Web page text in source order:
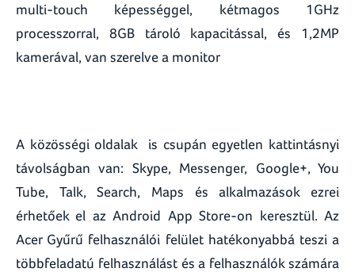
multi-touch képességgel, kétmagos 1GHz
processzorral, 8GB tároló kapacitással, és 1,2MP
kamerával, van szerelve a monitor
A közösségi oldalak is csupán egyetlen kattintásnyi
távolságban van: Skype, Messenger, Google+, You
Tube, Talk, Search, Maps és alkalmazások ezrei
érhetőek el az Android App Store-on keresztül. Az
Acer Gyűrű felhasználói felület hatékonyabbá teszi a
többfeladatú felhasználást és a felhasználók számára